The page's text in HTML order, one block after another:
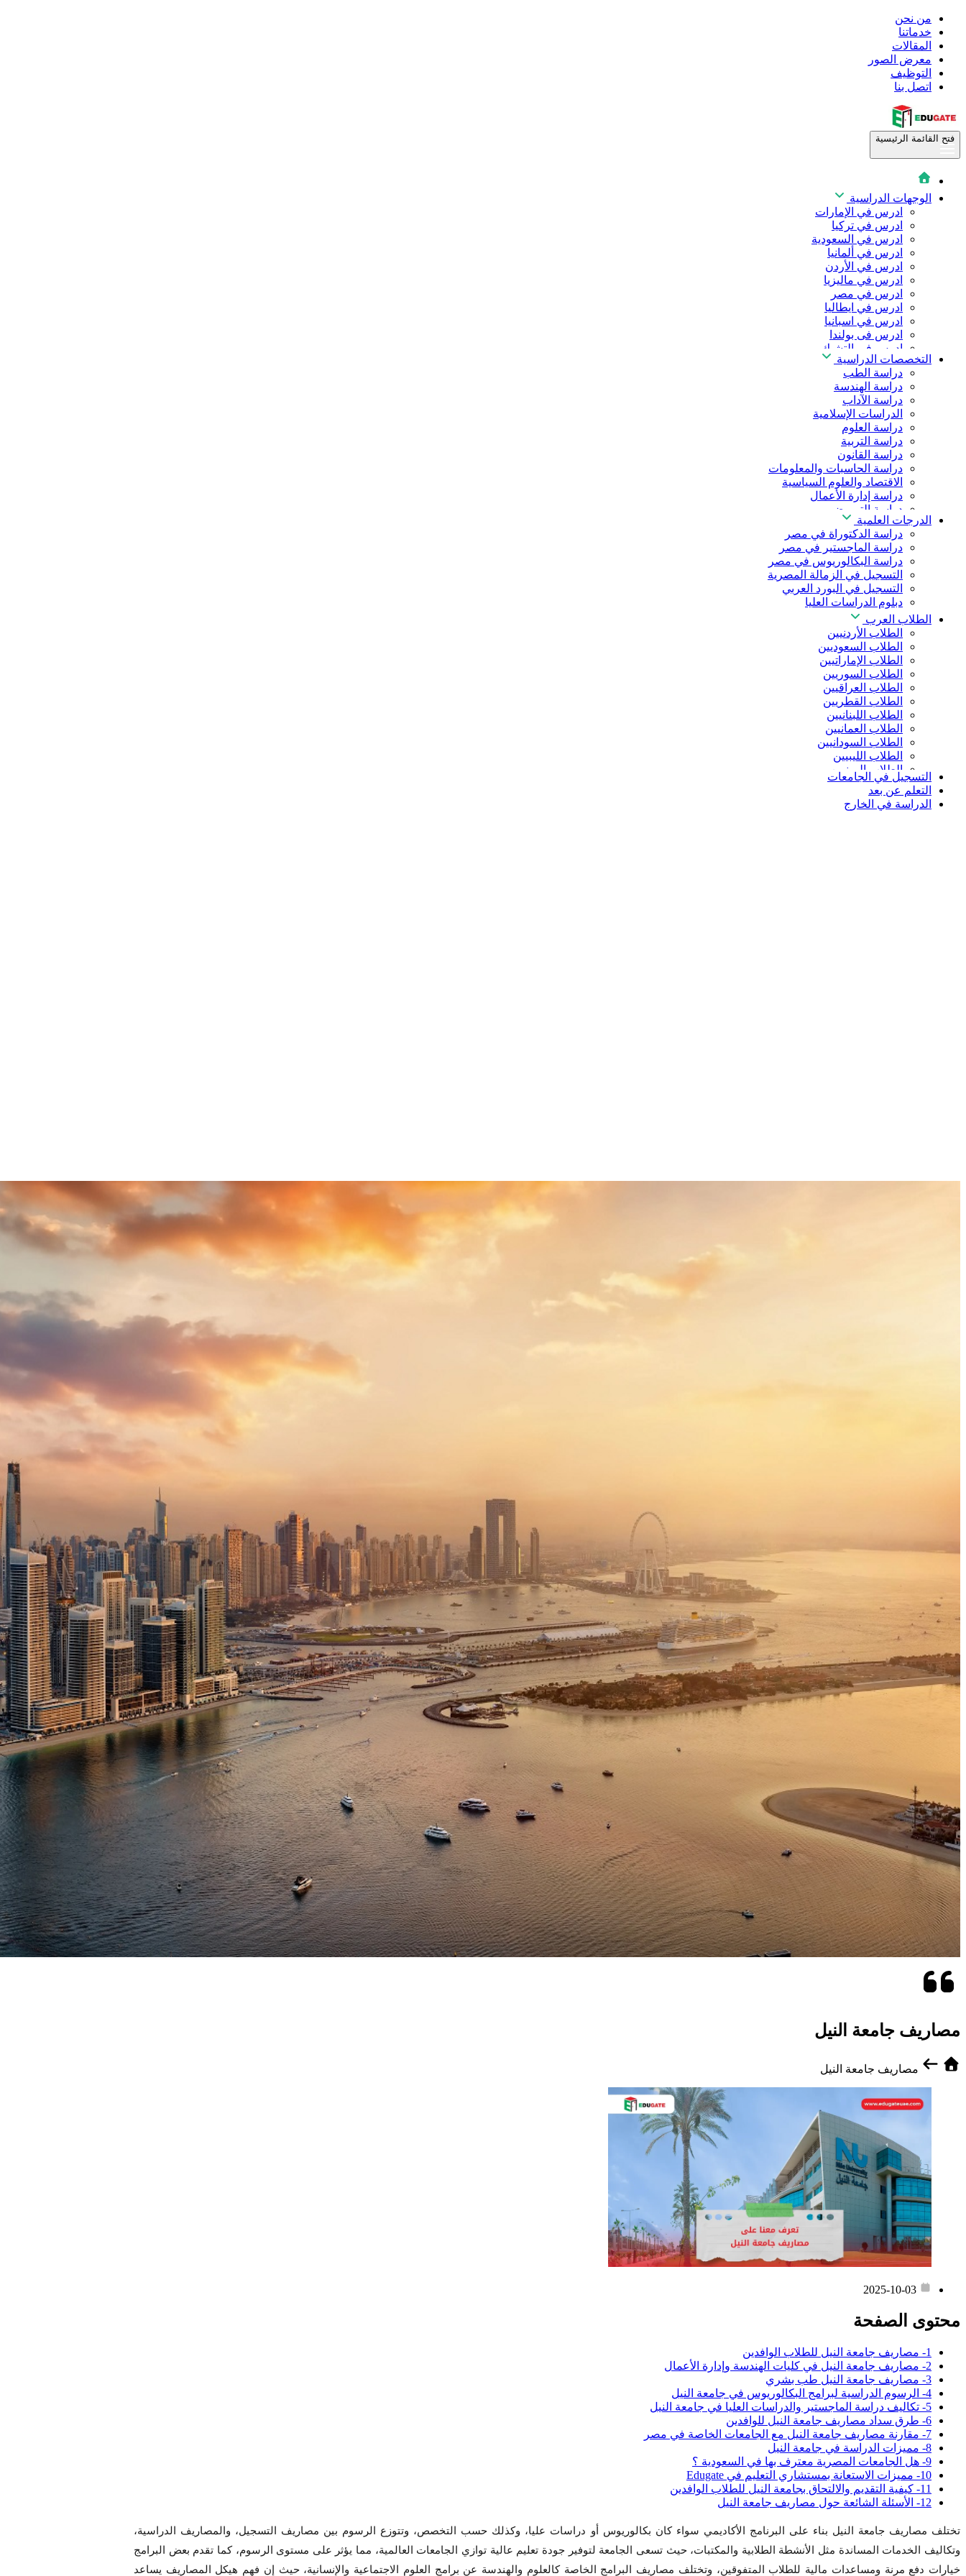
من نحن
خدماتنا
المقالات
معرض الصور
التوظيف
اتصل بنا
فتح القائمة الرئيسية
الوجهات الدراسية
ادرس في الإمارات
ادرس في تركيا
ادرس في السعودية
ادرس في ألمانيا
ادرس في الأردن
ادرس في ماليزيا
ادرس في مصر
ادرس في ايطاليا
ادرس في اسبانيا
ادرس فى بولندا
ادرس فى التشيك
ادرس في المجر
ادرس في الصين
التخصصات الدراسية
دراسة الطب
دراسة الهندسة
دراسة الآداب
الدراسات الإسلامية
دراسة العلوم
دراسة التربية
دراسة القانون
دراسة الحاسبات والمعلومات
الاقتصاد والعلوم السياسية
دراسة إدارة الأعمال
دراسة التمريض
دراسة طب الأسنان
دراسة الصيدلة
دراسة العلوم الصحية
دراسة العلاج الطبيعي
دراسة الذكاء الاصطناعي
دراسة الأمن السيبراني
الدرجات العلمية
دراسة الدكتوراة في مصر
دراسة الماجستير في مصر
دراسة البكالوريوس في مصر
التسجيل في الزمالة المصرية
التسجيل في البورد العربي
دبلوم الدراسات العليا
الطلاب العرب
الطلاب الأردنيين
الطلاب السعوديين
الطلاب الإماراتيين
الطلاب السوريين
الطلاب العراقيين
الطلاب القطريين
الطلاب اللبنانيين
الطلاب العمانيين
الطلاب السودانيين
الطلاب الليبيين
الطلاب اليمنيين
التسجيل في الجامعات
التعلم عن بعد
الدراسة في الخارج
مصاريف جامعة النيل
مصاريف جامعة النيل
2025-10-03
محتوى الصفحة
1- مصاريف جامعة النيل للطلاب الوافدين
2- مصاريف جامعة النيل في كليات الهندسة وإدارة الأعمال
3- مصاريف جامعة النيل طب بشري
4- الرسوم الدراسية لبرامج البكالوريوس في جامعة النيل
5- تكاليف دراسة الماجستير والدراسات العليا في جامعة النيل
6- طرق سداد مصاريف جامعة النيل للوافدين
7- مقارنة مصاريف جامعة النيل مع الجامعات الخاصة في مصر
8- مميزات الدراسة في جامعة النيل
9- هل الجامعات المصرية معترف بها في السعودية ؟
10- مميزات الاستعانة بمستشاري التعليم في Edugate
11- كيفية التقديم والالتحاق بجامعة النيل للطلاب الوافدين
12- الأسئلة الشائعة حول مصاريف جامعة النيل
تختلف مصاريف جامعة النيل بناء على البرنامج الأكاديمي سواء كان بكالوريوس أو دراسات عليا، وكذلك حسب التخصص، وتتوزع الرسوم بين مصاريف التسجيل، والمصاريف الدراسية،
وتكاليف الخدمات المساندة مثل الأنشطة الطلابية والمكتبات، حيث تسعى الجامعة لتوفير جودة تعليم عالية توازي الجامعات العالمية، مما يؤثر على مستوى الرسوم، كما تقدم بعض البرامج
خيارات دفع مرنة ومساعدات مالية للطلاب المتفوقين، وتختلف مصاريف البرامج الخاصة كالعلوم والهندسة عن برامج العلوم الاجتماعية والإنسانية، حيث إن فهم هيكل المصاريف يساعد